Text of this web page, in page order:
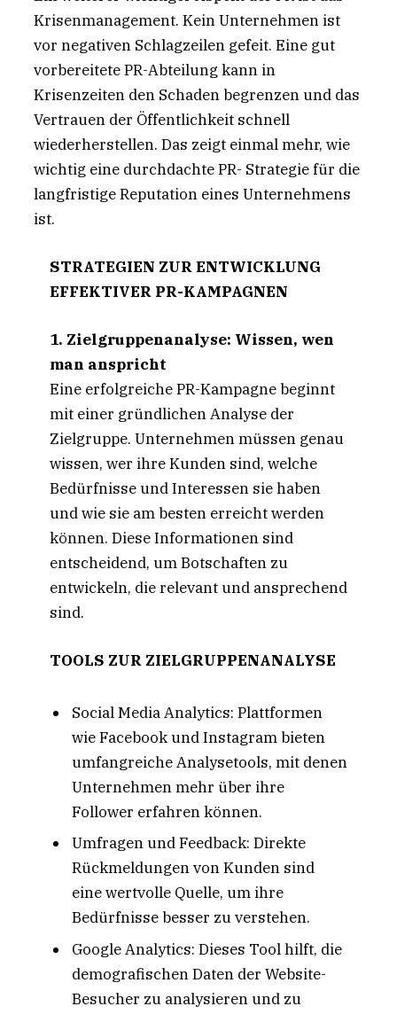
Krisenmanagement. Kein Unternehmen ist
vor negativen Schlagzeilen gefeit. Eine gut
vorbereitete PR-Abteilung kann in
Krisenzeiten den Schaden begrenzen und das
Vertrauen der Öffentlichkeit schnell
wiederherstellen. Das zeigt einmal mehr, wie
wichtig eine durchdachte PR- Strategie für die
langfristige Reputation eines Unternehmens
ist.
STRATEGIEN ZUR ENTWICKLUNG
EFFEKTIVER PR-KAMPAGNEN
1. Zielgruppenanalyse: Wissen, wen
man anspricht
Eine erfolgreiche PR-Kampagne beginnt
mit einer gründlichen Analyse der
Zielgruppe. Unternehmen müssen genau
wissen, wer ihre Kunden sind, welche
Bedürfnisse und Interessen sie haben
und wie sie am besten erreicht werden
können. Diese Informationen sind
entscheidend, um Botschaften zu
entwickeln, die relevant und ansprechend
sind.
TOOLS ZUR ZIELGRUPPENANALYSE
Social Media Analytics: Plattformen
wie Facebook und Instagram bieten
umfangreiche Analysetools, mit denen
Unternehmen mehr über ihre
Follower erfahren können.
Umfragen und Feedback: Direkte
Rückmeldungen von Kunden sind
eine wertvolle Quelle, um ihre
Bedürfnisse besser zu verstehen.
Google Analytics: Dieses Tool hilft, die
demografischen Daten der Website-
Besucher zu analysieren und zu